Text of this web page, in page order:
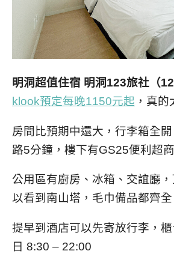
明洞超值住宿 明洞123旅社（
klook預定每晚1150元起 ，真的
房間比預期中還大，行李箱全
路5分鐘，樓下有GS25便利超商
公用區有廚房、冰箱、交誼廳
以看到南山塔，毛巾備品都齊全
提早到酒店可以先寄放行李，
日 8:30 – 22:00